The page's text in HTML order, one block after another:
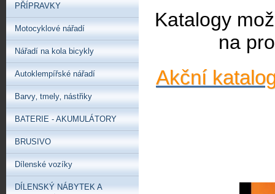
Katalogy
na
Akční
PŘÍPRAVKY
Motocyklové nářadí
Nářadí na kola bicykly
Autoklempířské nářadí
Barvy‚ tmely‚ nástřiky
BATERIE - AKUMULÁTORY
BRUSIVO
Dílenské vozíky
DÍLENSKÝ NÁBYTEK A